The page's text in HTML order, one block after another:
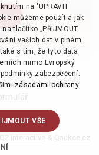
osobních údajů ·
Interactive & Qaukce.cz
na "UPRAVIT
můžeme použít a jak
tlačítko „PŘIJMOUT
vašich dat v plném
s tím, že tyto data
mimo Evropský
zabezpečení.
zásadami ochrany
VŠE